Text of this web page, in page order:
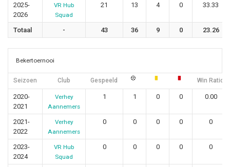
2025-
2026
VR Hub
Squad
21 13 4 0 33.33
Totaal - 43 36 9 0 23.26
Bekertoernooi
Seizoen Club Gespeeld Win Ratio
2020-
2021
Verhey
Aannemers
1 1 0 0 0.00
2021-
2022
Verhey
Aannemers
0 0 0 0 0
2023-
2024
VR Hub
Squad
0 0 0 0 0